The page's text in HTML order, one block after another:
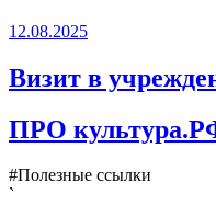
12.08.2025
Визит в
ПРО
#Полезные ссылки
`